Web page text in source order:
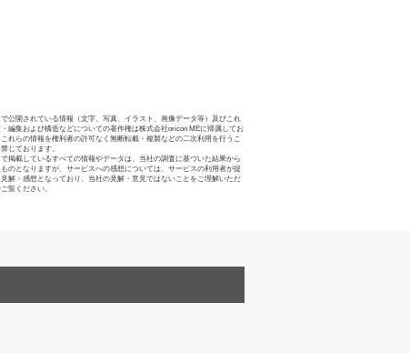
で公開されている情報（文字、写真、イラスト、画像データ等）及びこれ
・編集および構造などについての著作権は株式会社oricon MEに帰属してお
これらの情報を権利者の許可なく無断転載・複製などの二次利用を行うこ
じております。
で掲載しているすべての情報やデータは、当社の調査に基づいた結果から
のとなりますが、サービスへの感想については、サービスの利用者が提
解・感想となっており、当社の見解・意見ではないことをご理解いただ
覧ください。